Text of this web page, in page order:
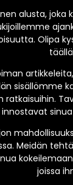
alusta, joka
Olipa
sisällömme
ratkaisuihin.
innostavat
Meidän
joissa